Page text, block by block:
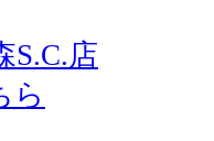
S.C.店
ら